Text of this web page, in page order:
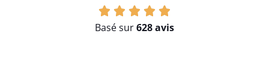
Basé sur628 avis